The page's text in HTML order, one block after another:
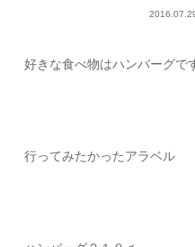
好きな食べ物はハンバーグで
行ってみたかったアラベル